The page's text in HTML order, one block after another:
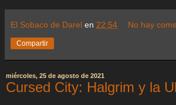
El Sobaco de Darel en 22:54 No hay
Compartir
miércoles, 25 de agosto de 2021
Cursed City: Halgrim y la